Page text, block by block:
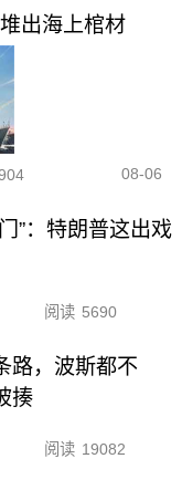
出海上棺材
08-06
”：特朗普这出戏
阅读 5690
路，波斯都不
揍
阅读 19082